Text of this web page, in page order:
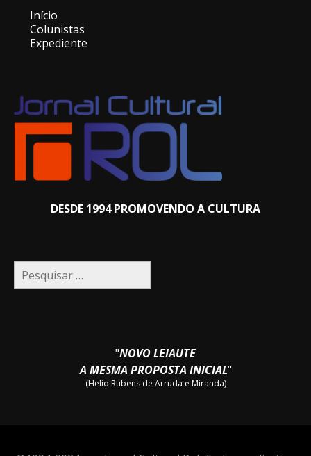
Início
Colunistas
Expediente
DESDE 1994 PROMOVENDO A CULTURA
Pesquisar
por:
"NOVO LEIAUTE
A MESMA PROPOSTA INICIAL"
(Helio Rubens de Arruda e Miranda)